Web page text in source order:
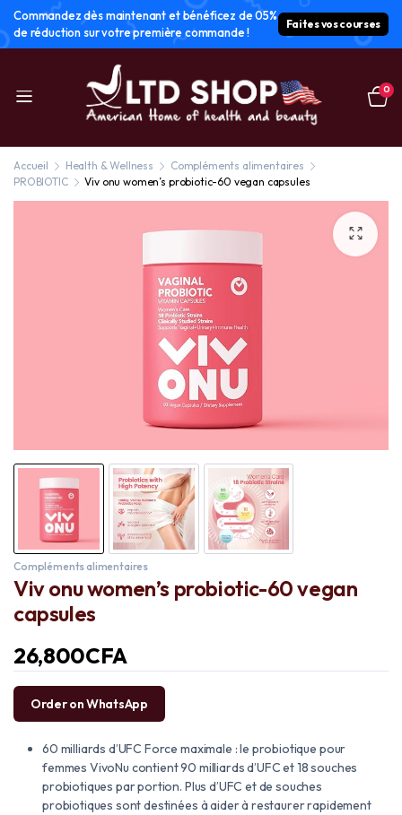
Commandez dès maintenant et bénéficez de 05%
de réduction sur votre première commande !
Faites vos courses
0
Accueil Health & Wellness
Compléments alimentaires
PROBIOTIC
Viv onu women’s probiotic-60 vegan capsules
Compléments alimentaires
Viv onu women’s probiotic-60 vegan
capsules
26,800CFA
Order on WhatsApp
60 milliards d’UFC Force maximale : le probiotique pour
femmes VivoNu contient 90 milliards d’UFC et 18 souches
probiotiques par portion. Plus d’UFC et de souches
probiotiques sont destinées à aider à restaurer rapidement